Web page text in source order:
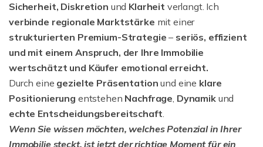
Sicherheit, Diskretion und Klarheit verlangt. Ich
verbinde regionale Marktstärke mit einer
strukturierten Premium-Strategie – seriös, effizient
und mit einem Anspruch, der Ihre Immobilie
wertschätzt und Käufer emotional erreicht.
Durch eine gezielte Präsentation und eine klare
Positionierung entstehen Nachfrage, Dynamikund
echte Entscheidungsbereitschaft.
Wenn Sie wissen möchten, welches Potenzial in Ihrer
Immobilie steckt, ist jetzt der richtige Moment für ein